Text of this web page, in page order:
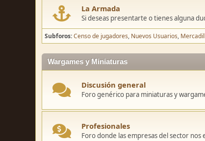
La Armada
Si deseas presentarte o tienes alguna
Subforos Censo de jugadores Nuevos Usuarios
Wargames y Miniaturas
Discusión general
Foro genérico para miniaturas y
Profesionales
Foro donde las empresas del sector